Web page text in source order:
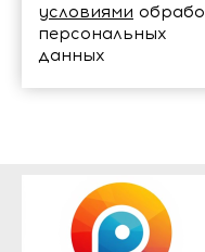
условиями
персональных
данных